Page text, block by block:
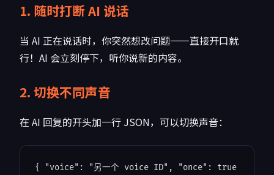
1. 随时打断 AI 说话
当 AI 正在说话时，你突然想改问题——直接开口就
行！AI 会立刻停下，听你说新的内容。
2. 切换不同声音
在 AI 回复的开头加一行 JSON，可以切换声音：
{ "voice" : "另一个 voice ID" , "once" : true